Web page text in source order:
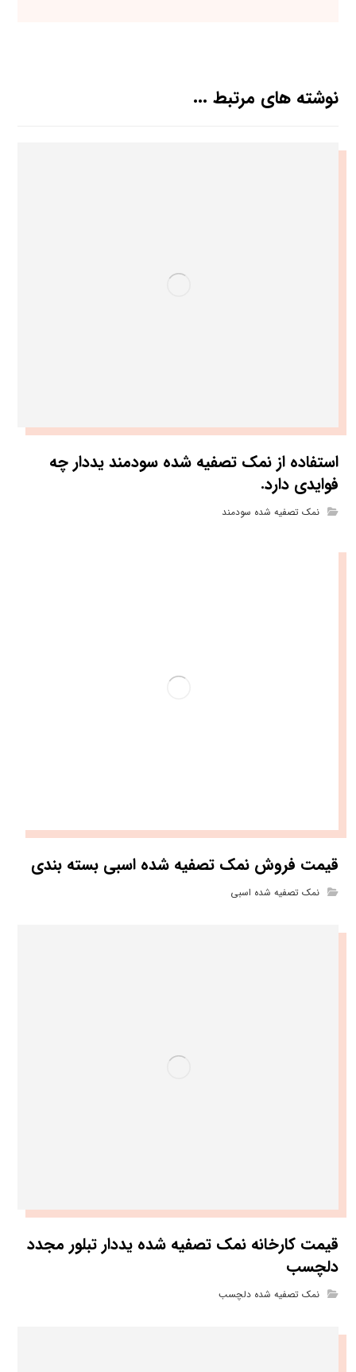
نوشته های مرتبط ...
استفاده از نمک تصفیه شده سودمند یددار چه
فوایدی دارد.
نمک تصفیه شده سودمند
قیمت فروش نمک تصفیه شده اسبی بسته بندی
نمک تصفیه شده اسبی
قیمت کارخانه نمک تصفیه شده یددار تبلور مجدد
دلچسب
نمک تصفیه شده دلچسب